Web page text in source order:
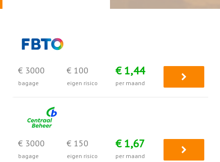
€ 3000
bagage
€ 100
eigen risico
€ 1,44
per maand
€ 3000
bagage
€ 150
eigen risico
€ 1,67
per maand